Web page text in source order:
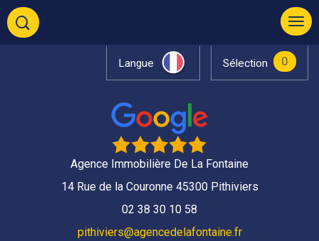
Langue Sélection 0
Agence Immobilière De La Fontaine
14 Rue de la Couronne 45300 Pithiviers
02 38 30 10 58
pithiviers@agencedelafontaine.fr